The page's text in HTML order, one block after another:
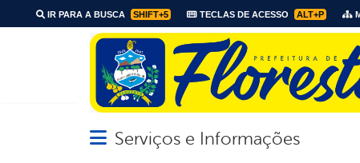
IR PARA A BUSCA SHIFT+5 TECLAS DE ACESSO ALT+P
Abrir menu principal de navegação
Serviços e Informações